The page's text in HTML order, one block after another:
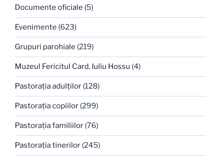
Documente oficiale (5)
Evenimente (623)
Grupuri parohiale (219)
Muzeul Fericitul Card. Iuliu Hossu (4)
Pastoraţia adulţilor (128)
Pastoraţia copiilor (299)
Pastoraţia familiilor (76)
Pastoraţia tinerilor (245)